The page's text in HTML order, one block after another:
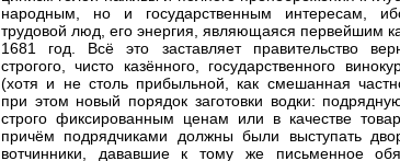
народным, но и государственным интересам,
трудовой люд, его энергия, являющаяся первейшим
1681 год. Всё это заставляет правительство
строгого, чисто казённого, государственного
(хотя и не столь прибыльной, как смешанная
при этом новый порядок заготовки водки:
строго фиксированным ценам или в качестве
причём подрядчиками должны были выступать
вотчинники, дававшие к тому же письменное